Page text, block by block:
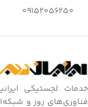
09152056250
خدمات لجستیکی
فناوری‌های روز و